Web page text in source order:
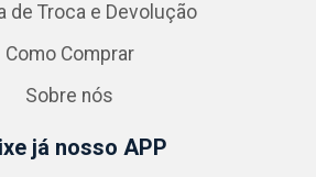
de Troca e Devolução
Como Comprar
Sobre nós
já nosso APP